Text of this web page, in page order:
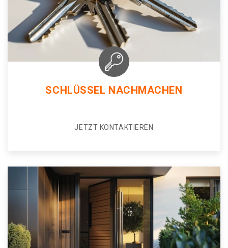
SCHLÜSSEL NACHMACHEN
JETZT KONTAKTIEREN